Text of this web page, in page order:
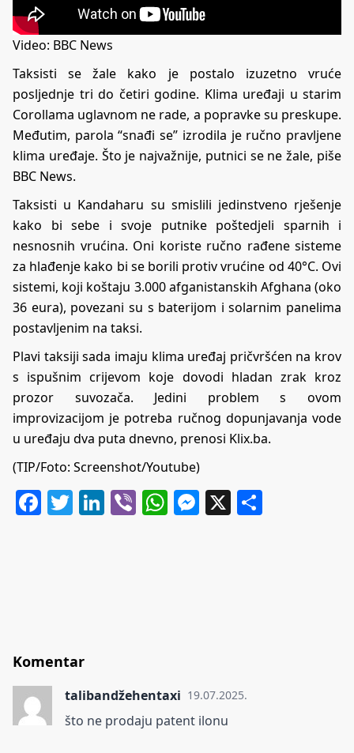
Video: BBC News
Taksisti se žale kako je postalo izuzetno vruće
posljednje tri do četiri godine. Klima uređaji u starim
Corollama uglavnom ne rade, a popravke su preskupe.
Međutim, parola “snađi se” izrodila je ručno pravljene
klima uređaje. Što je najvažnije, putnici se ne žale, piše
BBC News.
Taksisti u Kandaharu su smislili jedinstveno rješenje
kako bi sebe i svoje putnike poštedjeli sparnih i
nesnosnih vrućina. Oni koriste ručno rađene sisteme
za hlađenje kako bi se borili protiv vrućine od 40°C. Ovi
sistemi, koji koštaju 3.000 afganistanskih Afghana (oko
36 eura), povezani su s baterijom i solarnim panelima
postavljenim na taksi.
Plavi taksiji sada imaju klima uređaj pričvršćen na krov
s ispušnim crijevom koje dovodi hladan zrak kroz
prozor suvozača. Jedini problem s ovom
improvizacijom je potreba ručnog dopunjavanja vode
u uređaju dva puta dnevno, prenosi Klix.ba.
(TIP/Foto: Screenshot/Youtube)
Facebook
Twitter
LinkedIn
ViberWhatsApp
Messenger
X
Komentar
talibandžehentaxi 19.07.2025.
što ne prodaju patent ilonu